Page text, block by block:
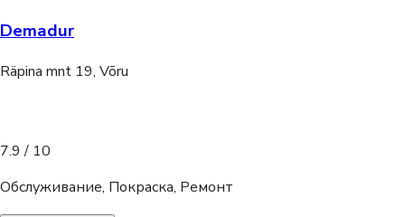
Demadur
Räpina mnt 19, Võru
7.9 / 10
Обслуживание, Покраска, Ремонт